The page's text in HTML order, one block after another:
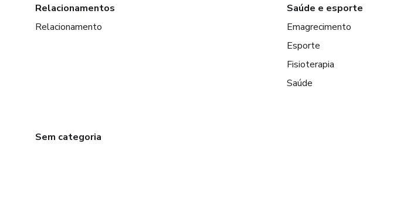
Relacionamentos
Relacionamento
Saúde e esporte
Emagrecimento
Esporte
Fisioterapia
Saúde
Sem categoria